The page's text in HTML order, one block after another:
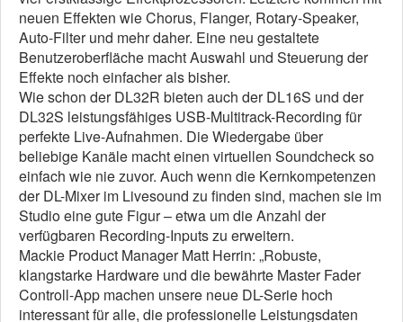
neuen Effekten wie Chorus, Flanger, Rotary-Speaker,
Auto-Filter und mehr daher. Eine neu gestaltete
Benutzeroberfläche macht Auswahl und Steuerung der
Effekte noch einfacher als bisher.
Wie schon der DL32R bieten auch der DL16S und der
DL32S leistungsfähiges USB-Multitrack-Recording für
perfekte Live-Aufnahmen. Die Wiedergabe über
beliebige Kanäle macht einen virtuellen Soundcheck so
einfach wie nie zuvor. Auch wenn die Kernkompetenzen
der DL-Mixer im Livesound zu finden sind, machen sie im
Studio eine gute Figur – etwa um die Anzahl der
verfügbaren Recording-Inputs zu erweitern.
Mackie Product Manager Matt Herrin: „Robuste,
klangstarke Hardware und die bewährte Master Fader
Controll-App machen unsere neue DL-Serie hoch
interessant für alle, die professionelle Leistungsdaten